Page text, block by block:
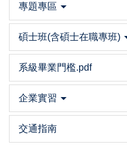
專題專區
碩士班(含碩士在職專班)
系級畢業門檻.pdf
企業實習
交通指南